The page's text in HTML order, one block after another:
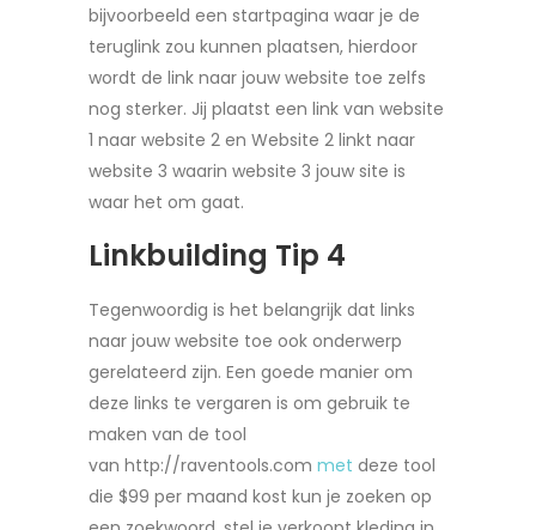
bijvoorbeeld een startpagina waar je de
teruglink zou kunnen plaatsen, hierdoor
wordt de link naar jouw website toe zelfs
nog sterker. Jij plaatst een link van website
1 naar website 2 en Website 2 linkt naar
website 3 waarin website 3 jouw site is
waar het om gaat.
Linkbuilding Tip 4
Tegenwoordig is het belangrijk dat links
naar jouw website toe ook onderwerp
gerelateerd zijn. Een goede manier om
deze links te vergaren is om gebruik te
maken van de tool
van http://raventools.com met deze tool
die $99 per maand kost kun je zoeken op